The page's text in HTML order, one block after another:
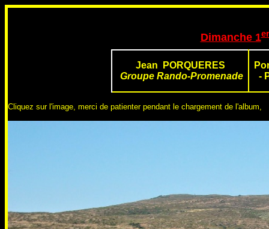
Dimanche 1er
Jean PORQUERES
Groupe Rando-Promenade
-
Cliquez sur l'image, merci de patienter pendant le chargement de l'album,